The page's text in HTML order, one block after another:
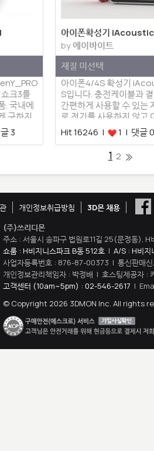
크3를
. 국내에
구하지
3
아이폰확성기
by에이바이트
재질 미선택
아이폰4/4S 확성기
S입니다. 충전케이블과
간편하게 사용할 수 있는
로 전기를 사용하지 않고
의 …
Hit 16246 | 1 | 댓글 0
1 2
개인정보취급방침
3D몬 채용
(주)쓰리디몬
주소 : 서울시 송파구 법원로11길 25(문정동),
쇼룸 : H비지니스파크 B동 512호 | A/S : H비지
사업자등록번호 : 876-87-00373 | 통신판매
개인정보관리책임자 : 박정배 | 호스팅제공자 :
고객센터 (10am~5pm) : 02-546-2617 |
© Copyright 2026 3DMON Inc. All rights